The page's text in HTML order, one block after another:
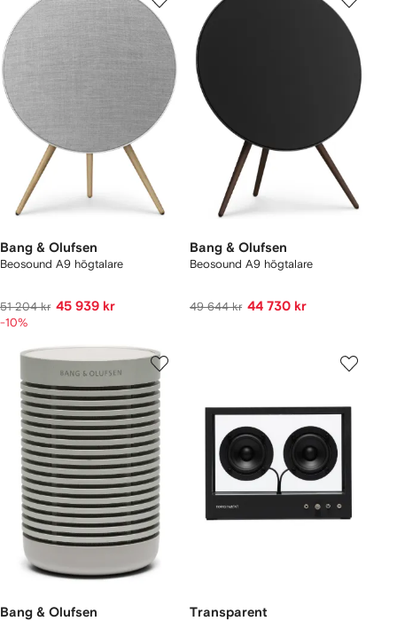
Bang & Olufsen
Beosound A9 högtalare
51 204 kr 45 939 kr
-10%
Bang & Olufsen
Beosound A9 högtalare
49 644 kr 44 730 kr
Bang & Olufsen Transparent